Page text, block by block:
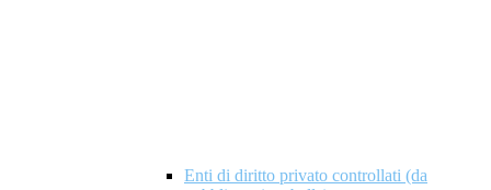
Enti di diritto privato controllati (da